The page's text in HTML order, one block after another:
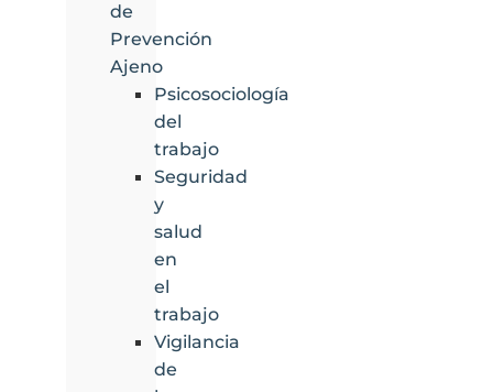
de
Prevención
Ajeno
Psicosociología
del
trabajo
Seguridad
y
salud
en
el
trabajo
Vigilancia
de